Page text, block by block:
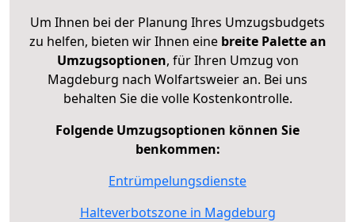
Um Ihnen bei der Planung Ihres Umzugsbudgets
zu helfen, bieten wir Ihnen eine breite Palette an
Umzugsoptionen, für Ihren Umzug von
Magdeburg nach Wolfartsweier an. Bei uns
behalten Sie die volle Kostenkontrolle.
Folgende Umzugsoptionen können Sie
benkommen:
Entrümpelungsdienste
Halteverbotszone in Magdeburg